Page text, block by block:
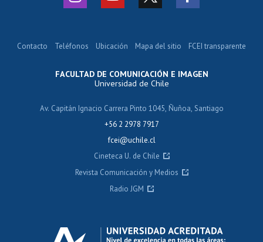
FACULTAD DE COMUNICACIÓN E IMAGEN
Universidad de Chile
Av. Capitán Ignacio Carrera Pinto 1045, Ñuñoa, Santiago
+56 2 2978 7917
fcei@uchile.cl
Contacto Teléfonos Ubicación Mapa del sitio FCEI transparente
Cineteca U. de Chile
Revista Comunicación y Medios
Radio JGM